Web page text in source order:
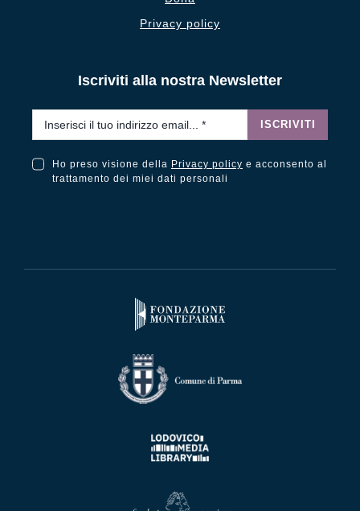
Privacy policy
Iscriviti alla nostra Newsletter
ISCRIVITI
Ho preso visione della Privacy policy e acconsento al
trattamento dei miei dati personali